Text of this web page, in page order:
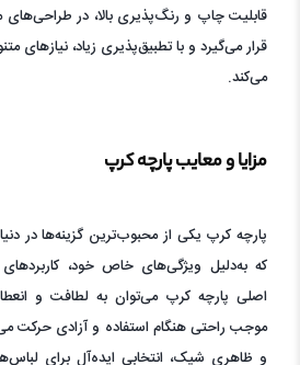
قابلیت چاپ و رنگ‌پذیری بالا، در طراحی‌های
قرار می‌گیرد و با تطبیق‌پذیری زیاد، نیازهای
می‌کند.
مزایا و معایب پارچه کرپ
پارچه کرپ یکی از محبوب‌ترین گزینه‌ها در
که به‌دلیل ویژگی‌های خاص خود، کاربردهای
اصلی پارچه کرپ می‌توان به لطافت و
موجب راحتی هنگام استفاده و آزادی حرکت
و ظاهری شیک، انتخابی ایده‌آل برای